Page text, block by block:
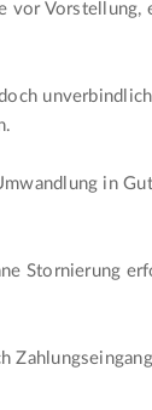
vor Vorstellung,
in
Stornierung